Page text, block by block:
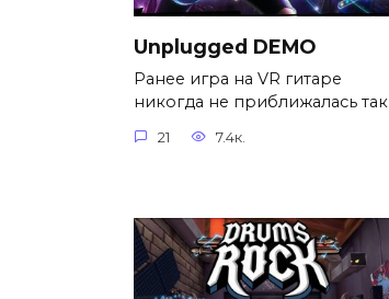
Unplugged DEMO
Ранее игра на VR гитаре
никогда не приближалась так
21 7.4к.